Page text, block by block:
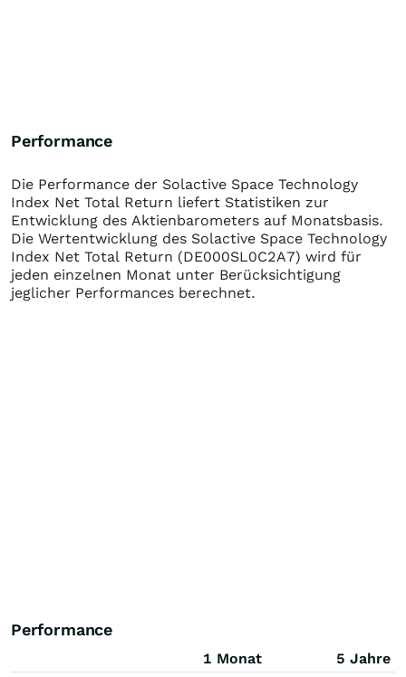
Performance
Die Performance der Solactive Space Technology
Index Net Total Return liefert Statistiken zur
Entwicklung des Aktienbarometers auf Monatsbasis.
Die Wertentwicklung des Solactive Space Technology
Index Net Total Return (DE000SL0C2A7) wird für
jeden einzelnen Monat unter Berücksichtigung
jeglicher Performances berechnet.
Performance
1 Monat
5 Jahre